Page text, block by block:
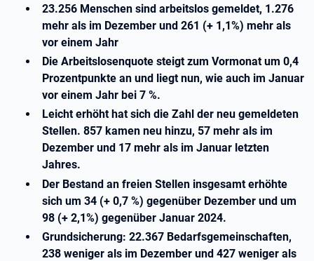
23.256 Menschen sind arbeitslos gemeldet, 1.276
mehr als im Dezember und 261 (+ 1,1%) mehr als
vor einem Jahr
Die Arbeitslosenquote steigt zum Vormonat um 0,4
Prozentpunkte an und liegt nun, wie auch im Januar
vor einem Jahr bei 7 %.
Leicht erhöht hat sich die Zahl der neu gemeldeten
Stellen. 857 kamen neu hinzu, 57 mehr als im
Dezember und 17 mehr als im Januar letzten
Jahres.
Der Bestand an freien Stellen insgesamt erhöhte
sich um 34 (+ 0,7 %) gegenüber Dezember und um
98 (+ 2,1%) gegenüber Januar 2024.
Grundsicherung: 22.367 Bedarfsgemeinschaften,
238 weniger als im Dezember und 427 weniger als